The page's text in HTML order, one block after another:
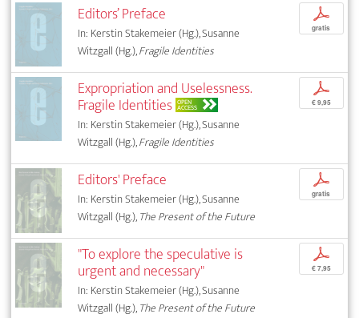
Editors’ Preface
In: Kerstin Stakemeier (Hg.), Susanne
Witzgall (Hg.),Fragile Identities
p
gratis
Expropriation and Uselessness.
Fragile Identities OPEN
ACCESS
In: Kerstin Stakemeier (Hg.), Susanne
Witzgall (Hg.),Fragile Identities
p
€ 9,95
Editors' Preface
In: Kerstin Stakemeier (Hg.), Susanne
Witzgall (Hg.),The Present of the Future
p
gratis
"To explore the speculative is
urgent and necessary"
In: Kerstin Stakemeier (Hg.), Susanne
Witzgall (Hg.),The Present of the Future
p
€ 7,95